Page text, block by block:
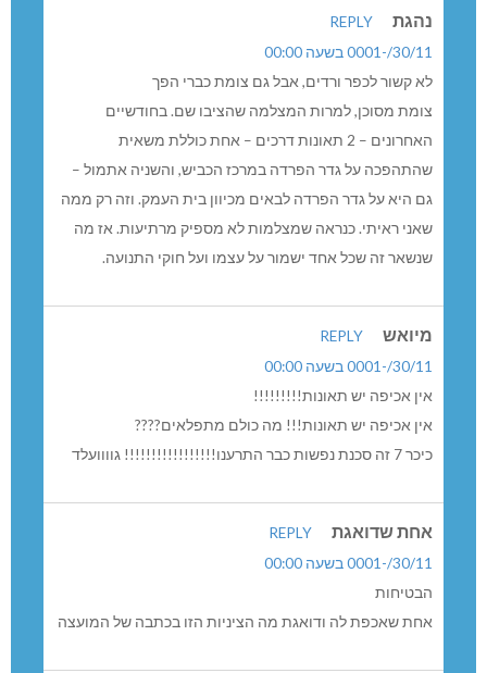
נהגת
REPLY
30/11/-0001 בשעה 00:00
לא קשור לכפר ורדים, אבל גם צומת כברי הפך
צומת מסוכן, למרות המצלמה שהציבו שם. בחודשיים
האחרונים – 2 תאונות דרכים – אחת כוללת משאית
שהתהפכה על גדר הפרדה במרכז הכביש, והשניה אתמול –
גם היא על גדר הפרדה לבאים מכיוון בית העמק. וזה רק ממה
שאני ראיתי. כנראה שמצלמות לא מספיק מרתיעות. אז מה
שנשאר זה שכל אחד ישמור על עצמו ועל חוקי התנועה.
מיואש
REPLY
30/11/-0001 בשעה 00:00
אין אכיפה יש תאונות!!!!!!!!!
אין אכיפה יש תאונות!!! מה כולם מתפלאים????
כיכר 7 זה סכנת נפשות כבר התרענו!!!!!!!!!!!!!!!!! גוווועלד
אחת שדואגת
REPLY
30/11/-0001 בשעה 00:00
הבטיחות
אחת שאכפת לה ודואגת מה הציניות הזו בכתבה של המועצה